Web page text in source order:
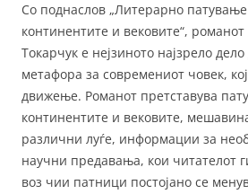
Со поднаслов „Литерарно
континентите и вековите“,
Токарчук е нејзиното најзрело дело
метафора за современиот човек,
движење. Романот претставува
континентите и вековите,
различни луѓе, информации за
научни предавања, кои читателот
воз чии патници постојано се